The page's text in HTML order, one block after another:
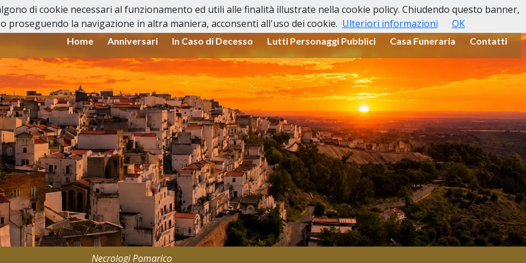
Home Anniversari In Caso di Decesso Lutti Personaggi Pubblici Casa Funeraria Contatti
Necrologi Pomarico
di cookie necessari al funzionamento ed utili alle finalità illustrate nella cookie policy. Chiudendo questo banner,
proseguendo la navigazione in altra maniera, acconsenti all'uso dei cookie. Ulteriori informazioni OK